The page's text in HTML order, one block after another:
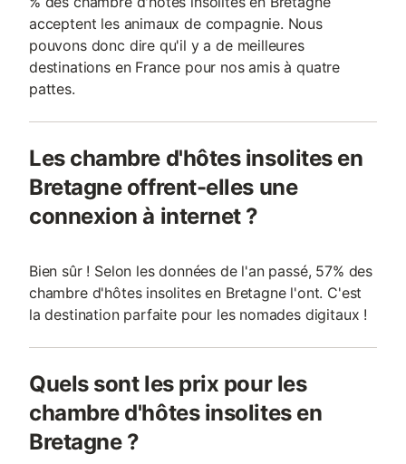
acceptent les animaux de compagnie. Nous
pouvons donc dire qu'il y a de meilleures
destinations en France pour nos amis à quatre
pattes.
Les chambre d'hôtes insolites en
Bretagne offrent-elles une
connexion à internet ?
Bien sûr ! Selon les données de l'an passé, 57% des
chambre d'hôtes insolites en Bretagne l'ont. C'est
la destination parfaite pour les nomades digitaux !
Quels sont les prix pour les
chambre d'hôtes insolites en
Bretagne ?